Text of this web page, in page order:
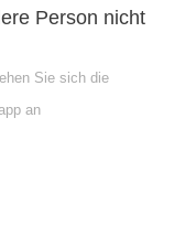
Person nicht
Sie sich die
an